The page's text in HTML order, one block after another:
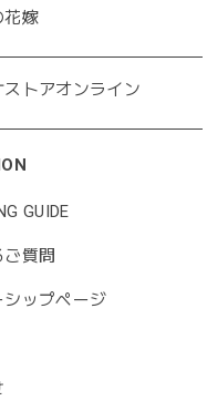
花嫁
ストアオンライン
GUIDE
質問
シップページ